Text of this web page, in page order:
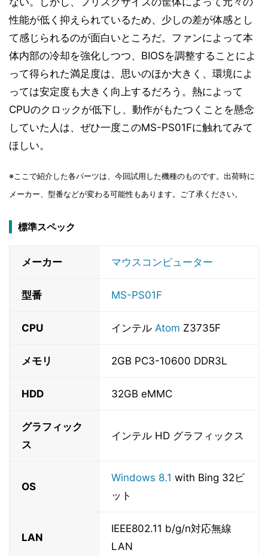
性能が低く抑えられているため、少しの差が体感とし
て感じられるのが面白いところだ。ファンによって本
体内部の冷却を強化しつつ、BIOSを調整することによ
って得られた満足度は、思いのほか大きく、環境によ
っては安定度も大きく向上するだろう。熱によって
CPUのクロックが低下し、動作がもたつくことを懸念
していた人は、ぜひ一度このMS-PS01Fに触れてみて
ほしい。
※ここで紹介した各パーツは、今回試用した機種のものです。出荷時に
メーカー、型番などが変わる可能性もあります。ご了承ください。
標準スペック
メーカー マウスコンピューター
型番 MS-PS01F
CPU インテル Atom Z3735F
メモリ 2GB PC3-10600 DDR3L
HDD 32GB eMMC
グラフィック
ス
インテル HD グラフィックス
OS
Windows 8.1 with Bing 32ビ
ット
LAN
IEEE802.11 b/g/n対応無線
LAN